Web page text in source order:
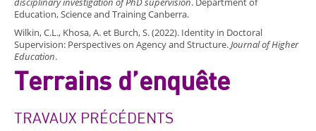
Education, Science and Training Canberra.
Wilkin, C.L., Khosa, A. et Burch, S. (2022). Identity in Doctoral
Supervision: Perspectives on Agency and Structure.Journal of Higher
Education.
Terrains d’enquête
TRAVAUX PRÉCÉDENTS